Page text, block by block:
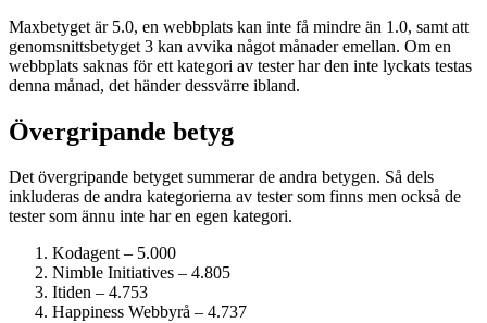
Maxbetyget är 5.0, en webbplats kan inte få mindre än 1.0, samt att
genomsnittsbetyget 3 kan avvika något månader emellan. Om en
webbplats saknas för ett kategori av tester har den inte lyckats testas
denna månad, det händer dessvärre ibland.
Övergripande betyg
Det övergripande betyget summerar de andra betygen. Så dels
inkluderas de andra kategorierna av tester som finns men också de
tester som ännu inte har en egen kategori.
Kodagent – 5.000
Nimble Initiatives – 4.805
Itiden – 4.753
Happiness Webbyrå – 4.737